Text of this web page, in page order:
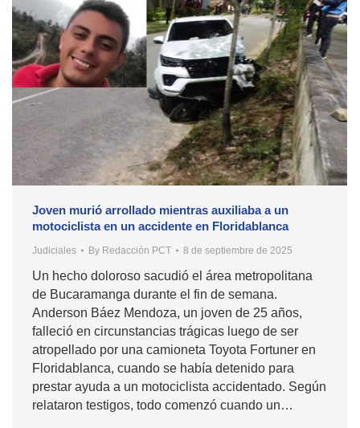
Joven murió arrollado mientras auxiliaba a un
motociclista en un accidente en Floridablanca
Judiciales By Redacción PCT 8 de septiembre de 2025
Un hecho doloroso sacudió el área metropolitana
de Bucaramanga durante el fin de semana.
Anderson Báez Mendoza, un joven de 25 años,
falleció en circunstancias trágicas luego de ser
atropellado por una camioneta Toyota Fortuner en
Floridablanca, cuando se había detenido para
prestar ayuda a un motociclista accidentado. Según
relataron testigos, todo comenzó cuando un…